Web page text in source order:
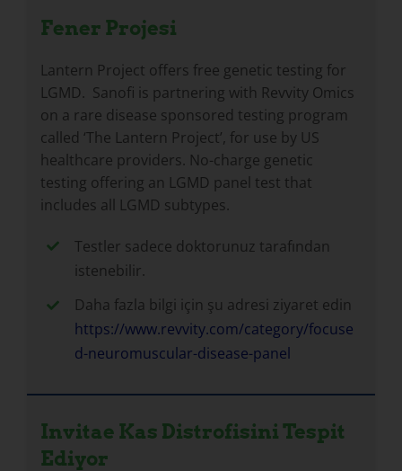
Fener Projesi
Lantern Project offers free genetic testing for
LGMD. Sanofi is partnering with Revvity Omics
on a rare disease sponsored testing program
called ‘The Lantern Project’, for use by US
healthcare providers. No-charge genetic
testing offering an LGMD panel test that
includes all LGMD subtypes.
Testler sadece doktorunuz tarafından
istenebilir.
Daha fazla bilgi için şu adresi ziyaret edin
https://www.revvity.com/category/focuse
d-neuromuscular-disease-panel
Invitae Kas Distrofisini Tespit
Ediyor